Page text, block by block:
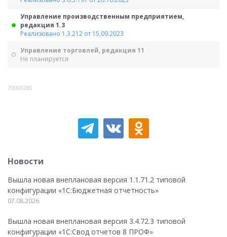
Управление производственным предприятием,
редакция 1.3
Реализовано 1.3.212 от 15.09.2023
Управление торговлей, редакция 11
Не планируется
70000280
Новости
Вышла новая внеплановая версия 1.1.71.2 типовой
конфигурации «1C:Бюджетная отчетность»
07.08.2026
Вышла новая внеплановая версия 3.4.72.3 типовой
конфигурации «1C:Свод отчетов 8 ПРОФ»